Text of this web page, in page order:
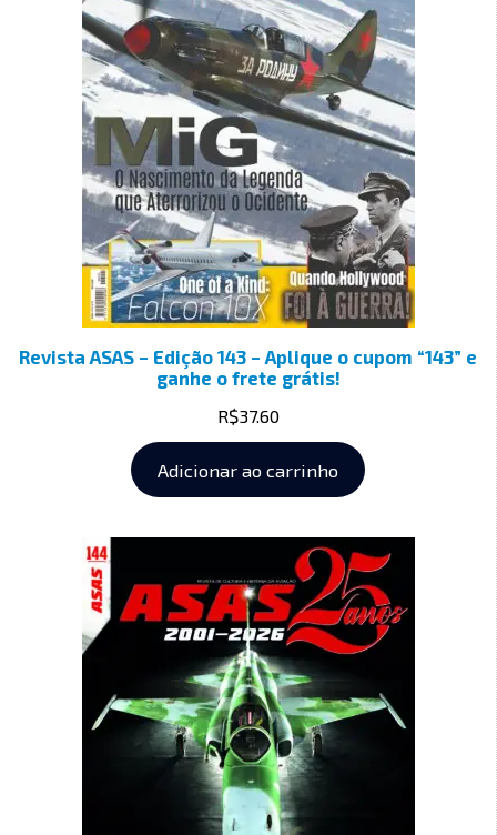
Revista ASAS – Edição 143 – Aplique o cupom “143” e
ganhe o frete grátis!
R$37.60
Adicionar ao carrinho